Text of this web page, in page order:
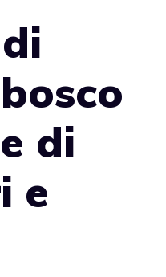
di
e